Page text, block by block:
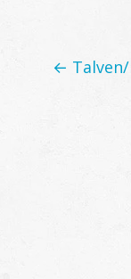
Posts
← Talven/